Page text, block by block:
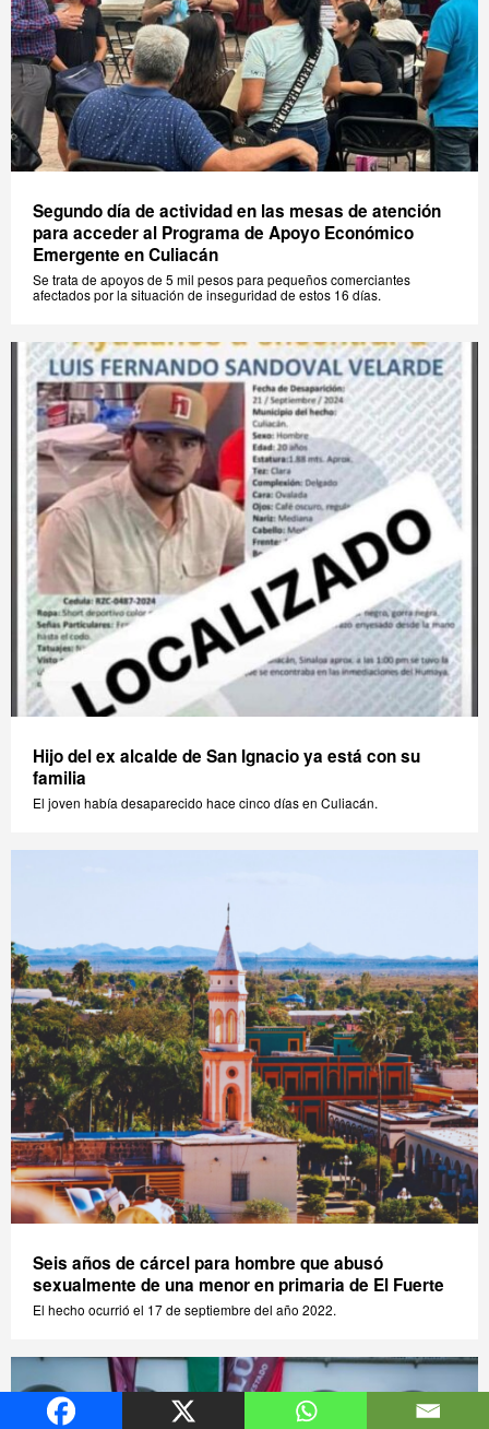
Segundo día de actividad en las mesas de atención
para acceder al Programa de Apoyo Económico
Emergente en Culiacán
Se trata de apoyos de 5 mil pesos para pequeños comerciantes
afectados por la situación de inseguridad de estos 16 días.
Hijo del ex alcalde de San Ignacio ya está con su
familia
El joven había desaparecido hace cinco días en Culiacán.
Seis años de cárcel para hombre que abusó
sexualmente de una menor en primaria de El Fuerte
El hecho ocurrió el 17 de septiembre del año 2022.